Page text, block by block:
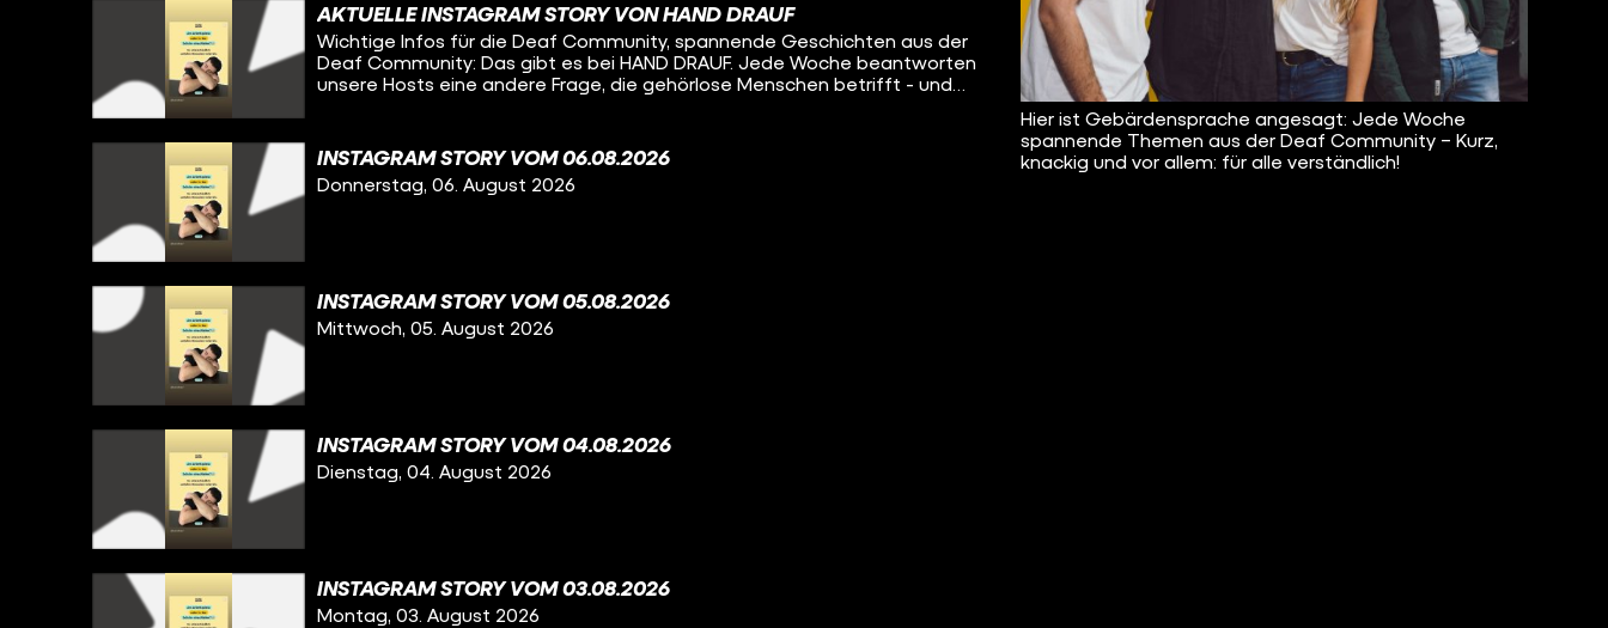
Hier ist Gebärdensprache angesagt: Jede Woche
spannende Themen aus der Deaf Community – Kurz,
knackig und vor allem: für alle verständlich!
AKTUELLE INSTAGRAM STORY VON HAND DRAUF
Wichtige Infos für die Deaf Community, spannende Geschichten aus der
Deaf Community: Das gibt es bei HAND DRAUF. Jede Woche beantworten
unsere Hosts eine andere Frage, die gehörlose Menschen betrifft - und
INSTAGRAM STORY VOM 06.08.2026
Donnerstag, 06. August 2026
INSTAGRAM STORY VOM 05.08.2026
Mittwoch, 05. August 2026
INSTAGRAM STORY VOM 04.08.2026
Dienstag, 04. August 2026
INSTAGRAM STORY VOM 03.08.2026
Montag, 03. August 2026